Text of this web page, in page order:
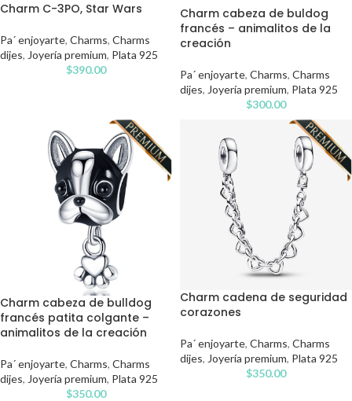
Charm C-3PO, Star Wars
Pa´ enjoyarte, Charms, Charms
dijes, Joyería premium, Plata 925
$390.00
Charm cabeza de buldog
francés – animalitos de la
creación
Pa´ enjoyarte, Charms, Charms
dijes, Joyería premium, Plata 925
$300.00
Charm cabeza de bulldog
francés patita colgante –
animalitos de la creación
Pa´ enjoyarte, Charms, Charms
dijes, Joyería premium, Plata 925
$350.00
Charm cadena de seguridad
corazones
Pa´ enjoyarte, Charms, Charms
dijes, Joyería premium, Plata 925
$350.00